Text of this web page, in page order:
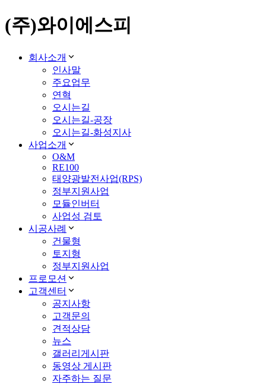
(주)와이에스피
회사소개
인사말
주요업무
연혁
오시는길
오시는길-공장
오시는길-화성지사
사업소개
O&M
RE100
태양광발전사업(RPS)
정부지원사업
모듈인버터
사업성 검토
시공사례
건물형
토지형
정부지원사업
프로모션
고객센터
공지사항
고객문의
견적상담
뉴스
갤러리게시판
동영상 게시판
자주하는 질문